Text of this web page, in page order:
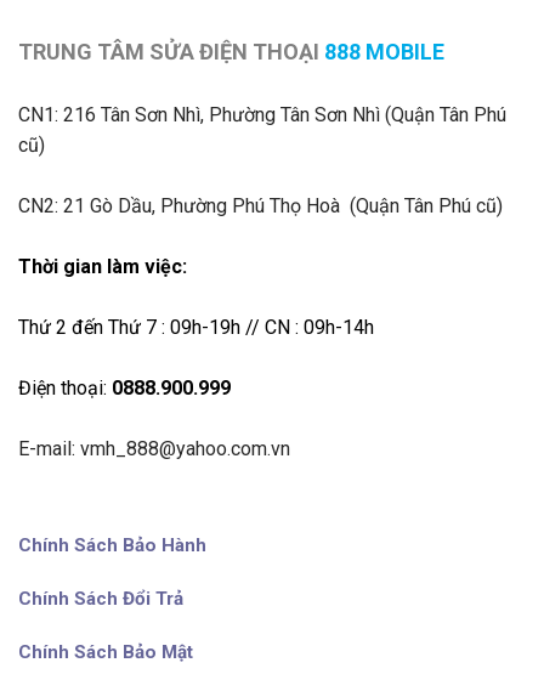
TRUNG TÂM SỬA ĐIỆN THOẠI 888 MOBILE
CN1: 216 Tân Sơn Nhì, Phường Tân Sơn Nhì (Quận Tân Phú
cũ)
CN2: 21 Gò Dầu, Phường Phú Thọ Hoà (Quận Tân Phú cũ)
Thời gian làm việc:
Thứ 2 đến Thứ 7 : 09h-19h // CN : 09h-14h
Điện thoại: 0888.900.999
E-mail: vmh_888@yahoo.com.vn
Chính Sách Bảo Hành
Chính Sách Đổi Trả
Chính Sách Bảo Mật